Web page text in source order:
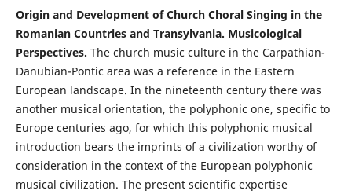
Origin and Development of Church Choral Singing in the
Romanian Countries and Transylvania. Musicological
Perspectives. The church music culture in the Carpathian-
Danubian-Pontic area was a reference in the Eastern
European landscape. In the nineteenth century there was
another musical orientation, the polyphonic one, specific to
Europe centuries ago, for which this polyphonic musical
introduction bears the imprints of a civilization worthy of
consideration in the context of the European polyphonic
musical civilization. The present scientific expertise